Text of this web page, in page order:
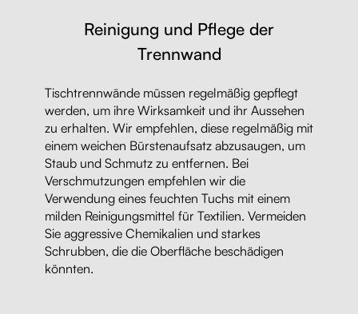
Reinigung und Pflege der
Trennwand
Tischtrennwände müssen regelmäßig gepflegt
werden, um ihre Wirksamkeit und ihr Aussehen
zu erhalten. Wir empfehlen, diese regelmäßig mit
einem weichen Bürstenaufsatz abzusaugen, um
Staub und Schmutz zu entfernen. Bei
Verschmutzungen empfehlen wir die
Verwendung eines feuchten Tuchs mit einem
milden Reinigungsmittel für Textilien. Vermeiden
Sie aggressive Chemikalien und starkes
Schrubben, die die Oberfläche beschädigen
könnten.